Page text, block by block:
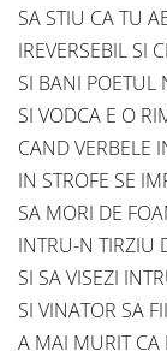
SA STIU CA TU
IREVERSEBIL SI
SI BANI POETUL
SI VODCA E O
CAND VERBELE
IN STROFE SE
SA MORI DE
INTRU-N TIRZIU
SI SA VISEZI
SI VINATOR SA
A MAI MURIT CA